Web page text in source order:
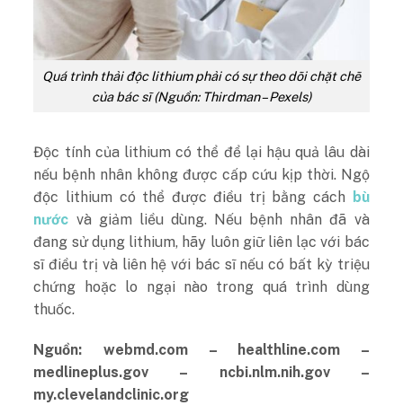
Quá trình thải độc lithium phải có sự theo dõi chặt chẽ
của bác sĩ (Nguồn: Thirdman – Pexels)
Độc tính của lithium có thể để lại hậu quả lâu dài
nếu bệnh nhân không được cấp cứu kịp thời. Ngộ
độc lithium có thể được điều trị bằng cách bù
nước và giảm liều dùng. Nếu bệnh nhân đã và
đang sử dụng lithium, hãy luôn giữ liên lạc với bác
sĩ điều trị và liên hệ với bác sĩ nếu có bất kỳ triệu
chứng hoặc lo ngại nào trong quá trình dùng
thuốc.
Nguồn: webmd.com – healthline.com –
medlineplus.gov – ncbi.nlm.nih.gov –
my.clevelandclinic.org